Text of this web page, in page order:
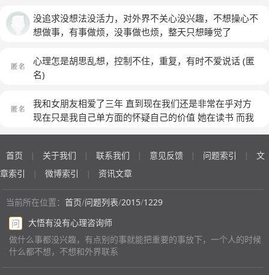
没追求没想法没活力，对外界不关心没兴趣，不想操心不
想做事，有事做烦，没事做也烦，整天只想睡觉了
心理怎是胡思乱想，控制不住，重复，有时不爱说话 (匿
名)
我和女朋友相爱了三年 直到现在我们还是非常在乎对方
现在只是我自己单方面的怀疑自己的价值 她在读书 而我
怎么办(匿名)
首页 | 关于我们 | 联系我们 | 意见反馈 | 问题索引 |
文
章索引
| 微博索引 | 资讯文章
当前所在位置： 首页/问题列表/2015/1229
问
大悟有没有心理咨询师
做什么事都没兴趣，有点别的事就能把重要的事放下，一个人的时候
什么都不想，不想和外界联系